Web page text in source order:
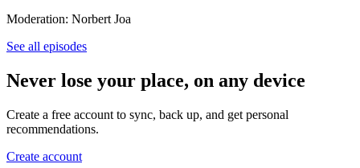
Moderation: Norbert Joa
See all episodes
Never lose your place, on any device
Create a free account to sync, back up, and get personal
recommendations.
Create account